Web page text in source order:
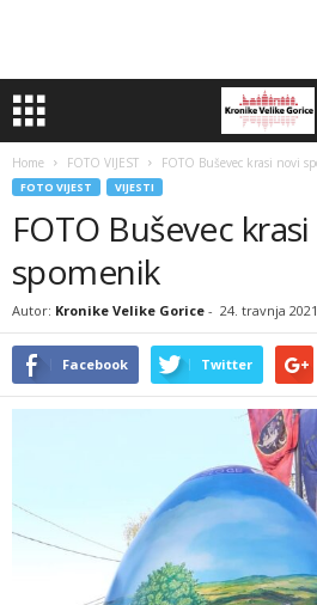
Home FOTO VIJEST FOTO Buševec krasi novi
FOTO VIJEST VIJESTI
FOTO Buševec
spomenik
Autor: Kronike Velike Gorice - 24. travnja 2021
Facebook Twitter